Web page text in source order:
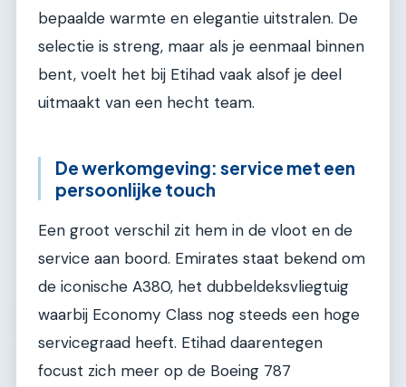
bepaalde warmte en elegantie uitstralen. De
selectie is streng, maar als je eenmaal binnen
bent, voelt het bij Etihad vaak alsof je deel
uitmaakt van een hecht team.
De werkomgeving: service met een
persoonlijke touch
Een groot verschil zit hem in de vloot en de
service aan boord. Emirates staat bekend om
de iconische A380, het dubbeldeksvliegtuig
waarbij Economy Class nog steeds een hoge
servicegraad heeft. Etihad daarentegen
focust zich meer op de Boeing 787